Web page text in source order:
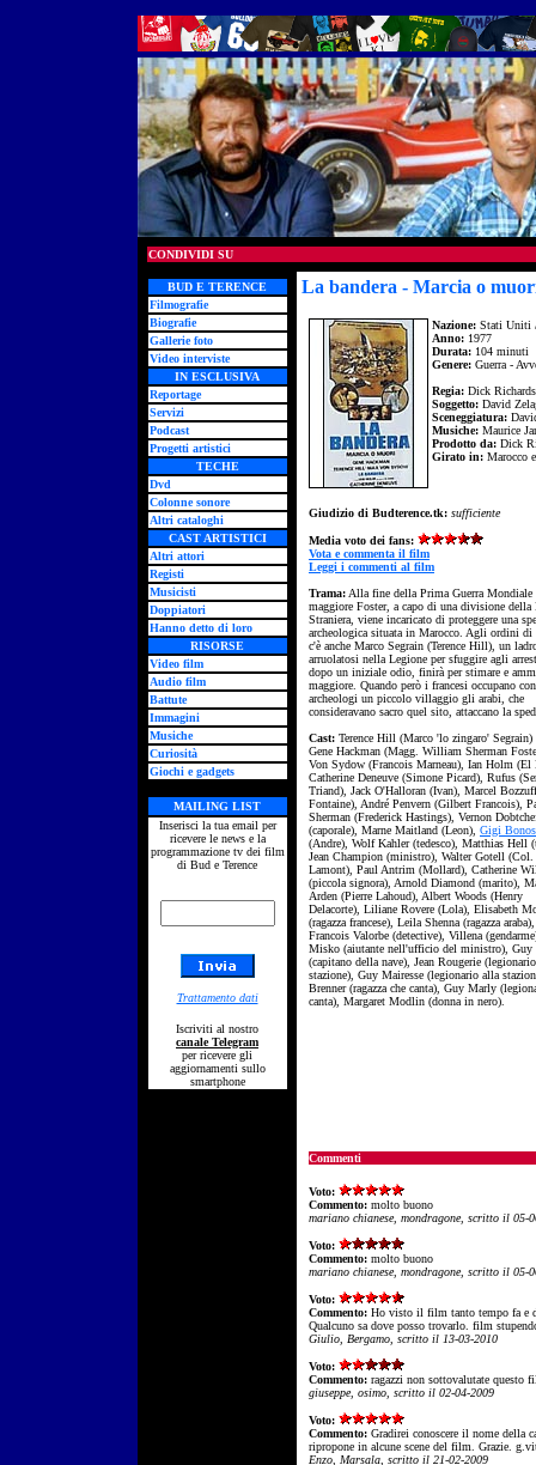
CONDIVIDI SU
BUD E TERENCE
Filmografie
Biografie
Gallerie foto
Video interviste
IN ESCLUSIVA
Reportage
Servizi
Podcast
Progetti artistici
TECHE
Dvd
Colonne sonore
Altri cataloghi
CAST ARTISTICI
Altri attori
Registi
Musicisti
Doppiatori
Hanno detto di loro
RISORSE
Video film
Audio film
Battute
Immagini
Musiche
Curiosità
Giochi e gadgets
MAILING LIST
Inserisci la tua email per
ricevere le news e la
programmazione tv dei film
di Bud e Terence
Trattamento dati
Iscriviti al nostro
canale Telegram
per ricevere gli
aggiornamenti sullo
smartphone
La bandera - Marcia o
Nazione: Stati Uniti
Anno: 1977
Durata: 104 minuti
Genere: Guerra -
Regia: Dick Richards
Soggetto: David
Sceneggiatura:
Musiche: Maurice
Prodotto da: Dick
Girato in: Marocco
Giudizio di Budterence.tk: sufficiente
Media voto dei fans:
Vota e commenta il film
Leggi i commenti al film
Trama: Alla fine della Prima Guerra
maggiore Foster, a capo di una divisione della
Straniera, viene incaricato di proteggere una
archeologica situata in Marocco. Agli ordini di
c'è anche Marco Segrain (Terence Hill), un
arruolatosi nella Legione per sfuggire agli
dopo un iniziale odio, finirà per stimare e
maggiore. Quando però i francesi occupano
archeologi un piccolo villaggio gli arabi, che
consideravano sacro quel sito, attaccano la
Cast: Terence Hill (Marco 'lo zingaro' Segrain)
Gene Hackman (Magg. William Sherman
Von Sydow (Francois Marneau), Ian Holm
Catherine Deneuve (Simone Picard), Rufus
Triand), Jack O'Halloran (Ivan), Marcel
Fontaine), André Penvern (Gilbert Francois),
Sherman (Frederick Hastings), Vernon
(caporale), Marne Maitland (Leon), Gigi Bonos
(Andre), Wolf Kahler (tedesco), Matthias Hell
Jean Champion (ministro), Walter Gotell (Col.
Lamont), Paul Antrim (Mollard), Catherine
(piccola signora), Arnold Diamond (marito),
Arden (Pierre Lahoud), Albert Woods (Henry
Delacorte), Liliane Rovere (Lola), Elisabeth
(ragazza francese), Leila Shenna (ragazza araba),
Francois Valorbe (detective), Villena
Misko (aiutante nell'ufficio del ministro), Guy
(capitano della nave), Jean Rougerie
stazione), Guy Mairesse (legionario alla
Brenner (ragazza che canta), Guy Marly
canta), Margaret Modlin (donna in nero).
Commenti
Voto:
Commento: molto buono
mariano chianese, mondragone, scritto il 05-
Voto:
Commento: molto buono
mariano chianese, mondragone, scritto il 05-
Voto:
Commento: Ho visto il film tanto tempo fa e
Qualcuno sa dove posso trovarlo. film
Giulio, Bergamo, scritto il 13-03-2010
Voto:
Commento: ragazzi non sottovalutate questo
giuseppe, osimo, scritto il 02-04-2009
Voto:
Commento: Gradirei conoscere il nome della
ripropone in alcune scene del film. Grazie.
Enzo, Marsala, scritto il 21-02-2009